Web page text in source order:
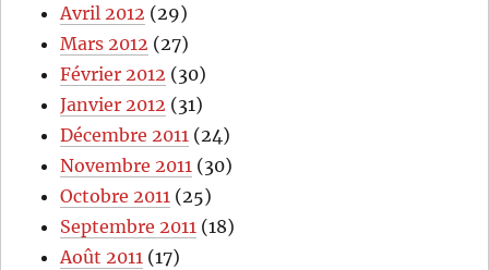
Avril 2012 (29)
Mars 2012 (27)
Février 2012 (30)
Janvier 2012 (31)
Décembre 2011 (24)
Novembre 2011 (30)
Octobre 2011 (25)
Septembre 2011 (18)
Août 2011 (17)